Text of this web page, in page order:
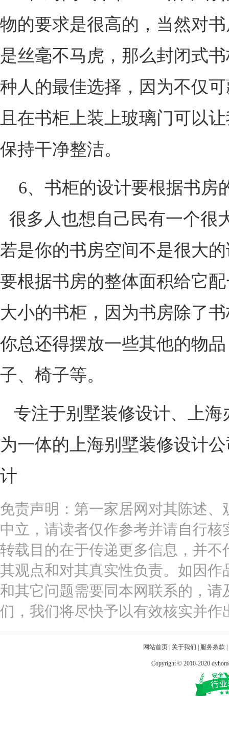
物的要求是很高的，当然对
是丝毫不马虎，那么封闭式
种人的最佳选择，因为不仅
且在书柜上装上玻璃门可以
保持干净整洁。
6、书柜的设计要根据书房
很多人也想自己民有一个很
若是你的书房空间不是很大
要根据书房的整体面积给它
大小的书柜，因为书房除了
你总还得摆放一些其他的物
子、椅子等。
专注于别墅装修设计、上海
为一体的上海别墅装修设计
计
免责声明：第一家居网对其陈述、
中立，请读者仅作参考并请自行核
转载目的在于传递更多信息，并不
其观点和对其真实性负责。如因作
和其它问题需要同本网联系的，请
们，我们将尽快予以有效核实并作
网站首页 关于我们 服务条款
Copyright © 2010-2020